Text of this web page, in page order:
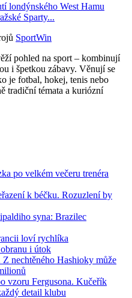
londýnského West Hamu
Sparty...
SportWin
pohled na sport – kombinují
i špetkou zábavy. Věnují se
je fotbal, hokej, tenis nebo
tradiční témata a kuriózní
po velkém večeru trenéra
k béčku. Rozuzlení by
syna: Brazilec
loví rychlíka
i útok
nechtěného Hashioky může
vzoru Fergusona. Kučeřík
detail klubu